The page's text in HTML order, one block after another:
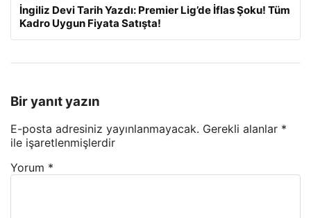
İngiliz Devi Tarih Yazdı: Premier Lig’de İflas Şoku! Tüm
Kadro Uygun Fiyata Satışta!
Bir yanıt yazın
E-posta adresiniz yayınlanmayacak. Gerekli alanlar *
ile işaretlenmişlerdir
Yorum *